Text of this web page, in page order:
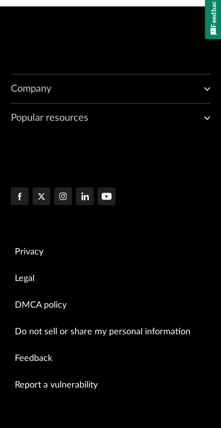
Company
Popular resources
Privacy
Legal
DMCA policy
Do not sell or share my personal information
Feedback
Report a vulnerability
Feedback